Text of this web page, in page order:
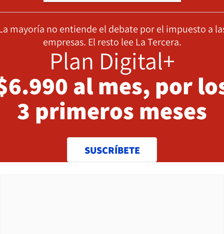
mayoría no entiende el debate por el impuesto a
empresas. El resto lee La Tercera.
Plan Digital+
al mes, por
3 primeros meses
SUSCRÍBETE